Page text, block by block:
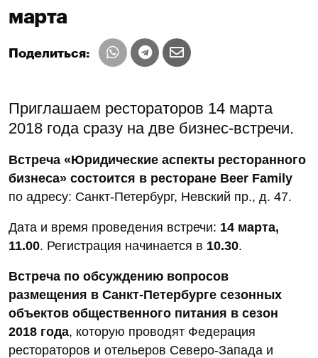
марта
Поделиться:
Приглашаем рестораторов 14 марта
2018 года сразу на две бизнес-встречи.
Встреча «Юридические аспекты ресторанного
бизнеса» состоится в ресторане Beer Family
по адресу: Санкт-Петербург, Невский пр., д. 47.
Дата и время проведения встречи: 14 марта,
11.00. Регистрация начинается в 10.30.
Встреча по обсуждению вопросов
размещения в Санкт-Петербурге сезонных
объектов общественного питания в сезон
2018 года, которую проводят Федерация
рестораторов и отельеров Северо-Запада и